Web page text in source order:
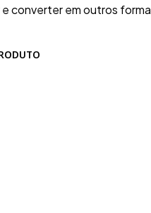
e converter em outros